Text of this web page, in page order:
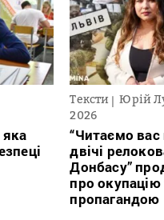
Тексти Юрій
2026
“Читаємо
двічі
Донбасу”
про
пропагандою